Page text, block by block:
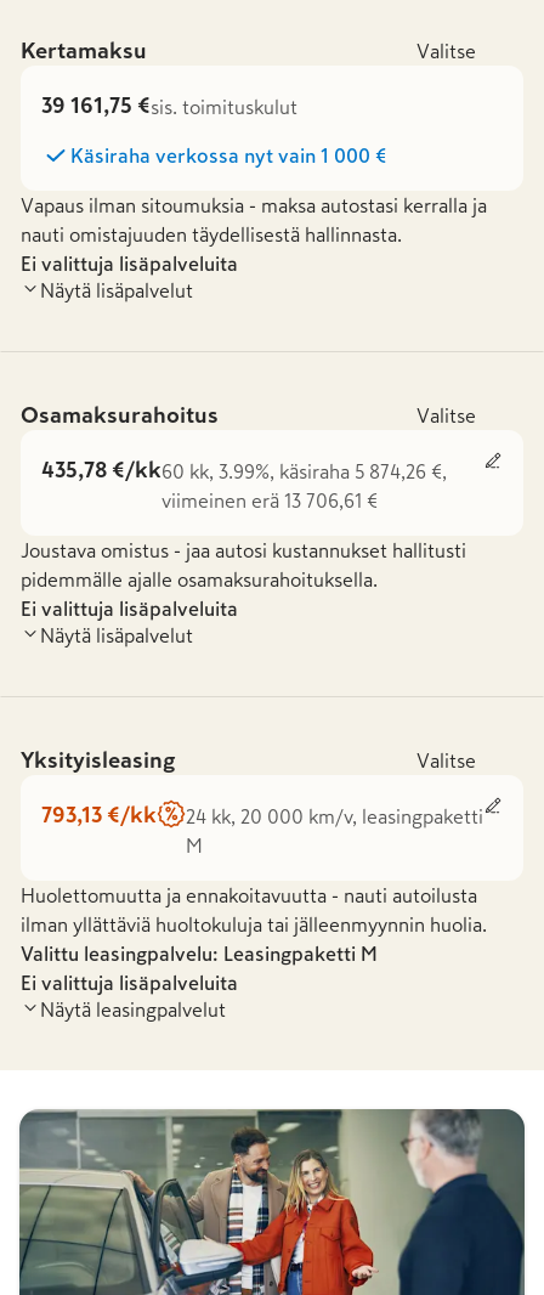
Kertamaksu Valitse
39 161,75 €sis. toimituskulut
Käsiraha verkossa nyt vain 1 000 €
Vapaus ilman sitoumuksia - maksa autostasi kerralla ja
nauti omistajuuden täydellisestä hallinnasta.
Ei valittuja lisäpalveluita
Näytä lisäpalvelut
Osamaksurahoitus Valitse
435,78 €/kk60 kk, 3.99%, käsiraha 5 874,26 €,
viimeinen erä 13 706,61 €
Joustava omistus - jaa autosi kustannukset hallitusti
pidemmälle ajalle osamaksurahoituksella.
Ei valittuja lisäpalveluita
Näytä lisäpalvelut
Yksityisleasing Valitse
793,13 €/kk
24 kk, 20 000 km/v, leasingpaketti
M
Huolettomuutta ja ennakoitavuutta - nauti autoilusta
ilman yllättäviä huoltokuluja tai jälleenmyynnin huolia.
Valittu leasingpalvelu: Leasingpaketti M
36,08 €/kk 793,13 €
Ei valittuja lisäpalveluita
Näytä leasingpalvelut